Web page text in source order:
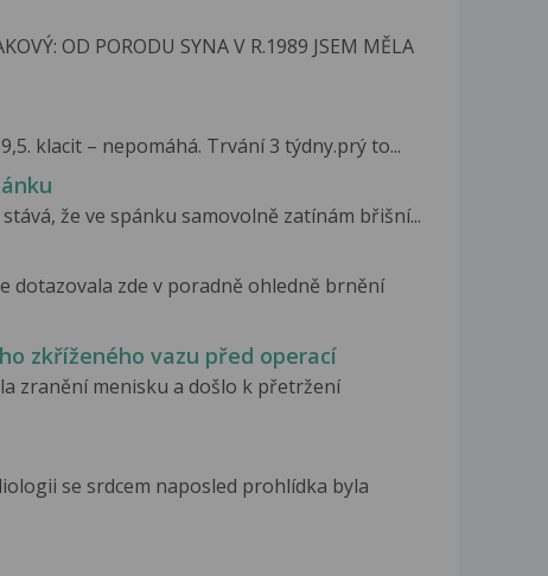
OD PORODU SYNA V R.1989 JSEM MĚLA
klacit – nepomáhá. Trvání 3 týdny.prý to...
že ve spánku samovolně zatínám břišní...
dotazovala zde v poradně ohledně brnění
zkříženého vazu před operací
zranění menisku a došlo k přetržení
se srdcem naposled prohlídka byla